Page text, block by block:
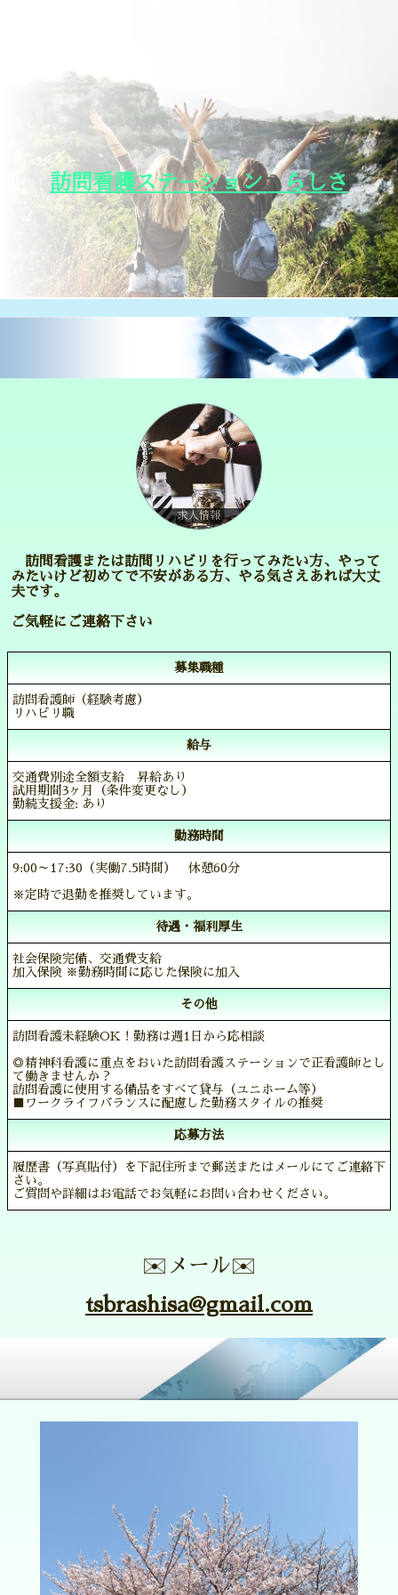
訪問看護ステーション らしさ
求人情報
訪問看護または訪問リハビリを行ってみたい方、やって
みたいけど初めてで不安がある方、やる気さえあれば大丈
夫です。
ご気軽にご連絡下さい
募集職種
訪問看護師（経験考慮）
リハビリ職
給与
交通費別途全額支給 昇給あり
試用期間3ヶ月（条件変更なし）
勤続支援金: あり
勤務時間
9:00～17:30（実働7.5時間） 休憩60分
※定時で退勤を推奨しています。
待遇・福利厚生
社会保険完備、交通費支給
加入保険 ※勤務時間に応じた保険に加入
その他
訪問看護未経験OK！勤務は週1日から応相談
◎精神科看護に重点をおいた訪問看護ステーションで正看護師とし
て働きませんか？
訪問看護に使用する備品をすべて貸与（ユニホーム等）
■ワークライフバランスに配慮した勤務スタイルの推奨
応募方法
履歴書（写真貼付）を下記住所まで郵送またはメールにてご連絡下
さい。
ご質問や詳細はお電話でお気軽にお問い合わせください。
✉️メール✉️
tsbrashisa@gmail.com